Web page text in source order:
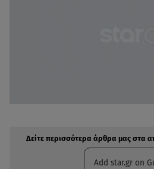
Δείτε περισσότερα άρθρα μας στα
Add star.gr on